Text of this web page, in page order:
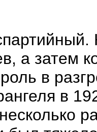
а затем
в
в